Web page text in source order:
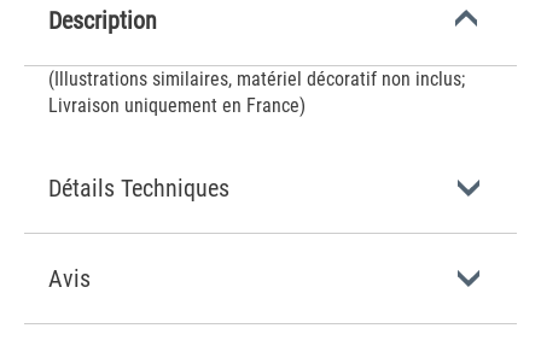
Description
(Illustrations similaires, matériel décoratif non inclus;
Livraison uniquement en France)
Détails Techniques
Avis